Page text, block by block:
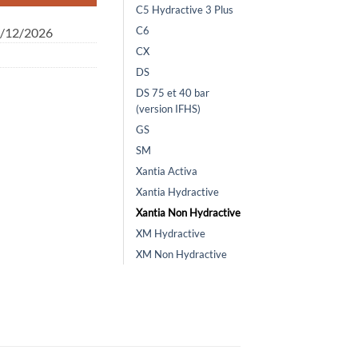
12/2026
C5 Hydractive 3 Plus
C6
CX
DS
DS 75 et 40 bar
(version IFHS)
GS
SM
Xantia Activa
Xantia Hydractive
Xantia Non Hydractive
XM Hydractive
XM Non Hydractive